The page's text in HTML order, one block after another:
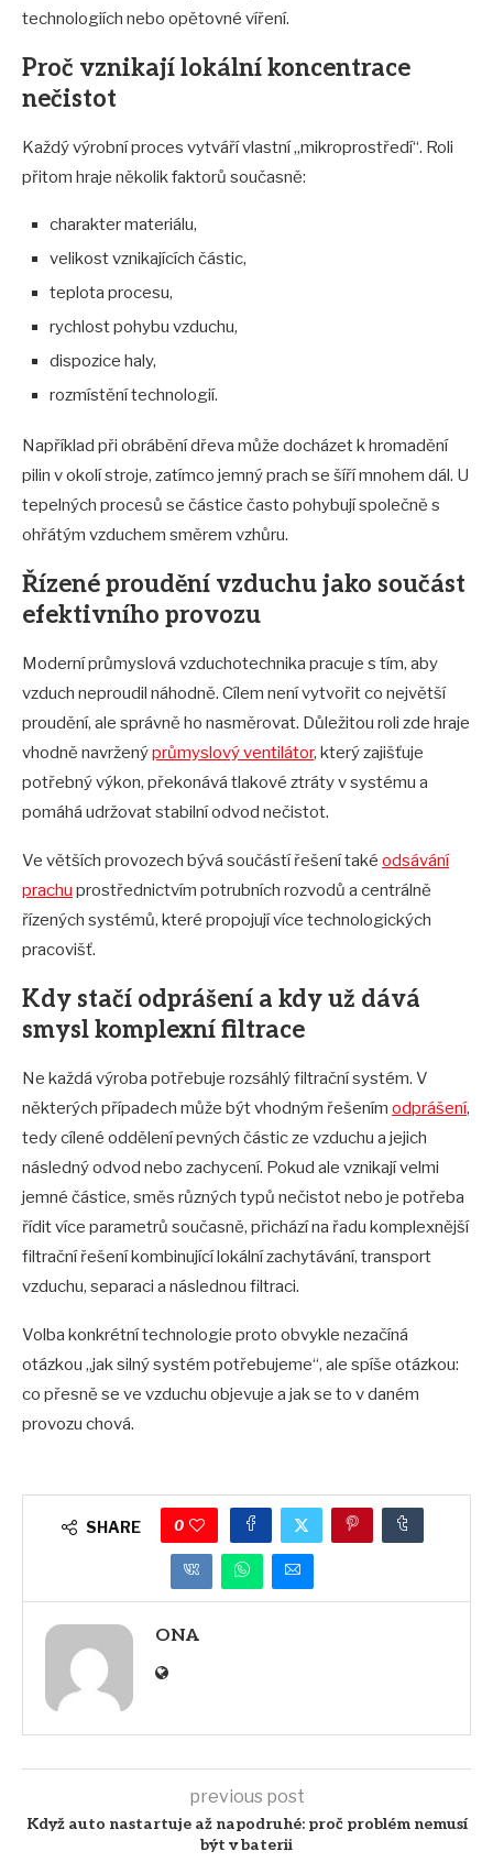
technologiích nebo opětovné víření.
Proč vznikají lokální koncentrace
nečistot
Každý výrobní proces vytváří vlastní „mikroprostředí“. Roli
přitom hraje několik faktorů současně:
charakter materiálu,
velikost vznikajících částic,
teplota procesu,
rychlost pohybu vzduchu,
dispozice haly,
rozmístění technologií.
Například při obrábění dřeva může docházet k hromadění
pilin v okolí stroje, zatímco jemný prach se šíří mnohem dál. U
tepelných procesů se částice často pohybují společně s
ohřátým vzduchem směrem vzhůru.
Řízené proudění vzduchu jako součást
efektivního provozu
Moderní průmyslová vzduchotechnika pracuje s tím, aby
vzduch neproudil náhodně. Cílem není vytvořit co největší
proudění, ale správně ho nasměrovat. Důležitou roli zde hraje
vhodně navrženýprůmyslový ventilátor, který zajišťuje
potřebný výkon, překonává tlakové ztráty v systému a
pomáhá udržovat stabilní odvod nečistot.
Ve větších provozech bývá součástí řešení také odsávání
prachu prostřednictvím potrubních rozvodů a centrálně
řízených systémů, které propojují více technologických
pracovišť.
Kdy stačí odprášení a kdy už dává
smysl komplexní filtrace
Ne každá výroba potřebuje rozsáhlý filtrační systém. V
některých případech může být vhodným řešením odprášení,
tedy cílené oddělení pevných částic ze vzduchu a jejich
následný odvod nebo zachycení. Pokud ale vznikají velmi
jemné částice, směs různých typů nečistot nebo je potřeba
řídit více parametrů současně, přichází na řadu komplexnější
filtrační řešení kombinující lokální zachytávání, transport
vzduchu, separaci a následnou filtraci.
Volba konkrétní technologie proto obvykle nezačíná
otázkou „jak silný systém potřebujeme“, ale spíše otázkou:
co přesně se ve vzduchu objevuje a jak se to v daném
provozu chová.
SHARE 0
ONA
previous post
Když auto nastartuje až napodruhé: proč problém nemusí
být v baterii